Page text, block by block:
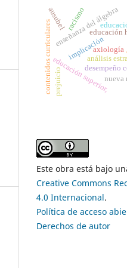
implicaciónaxiología
enseñanza del álgebra
educación
análisis
contenidos curriculareseducación superior,
desempeño
racismo
prejuicio
ausubel
nueva
Este obra está bajo
Creative Commons
4.0 Internacional.
Política de acceso
Derechos de autor